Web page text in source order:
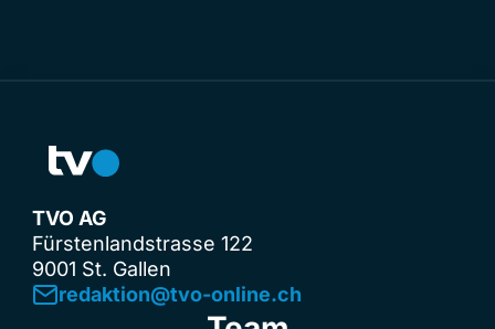
TVO AG
Fürstenlandstrasse 122
9001 St. Gallen
redaktion@tvo-online.ch